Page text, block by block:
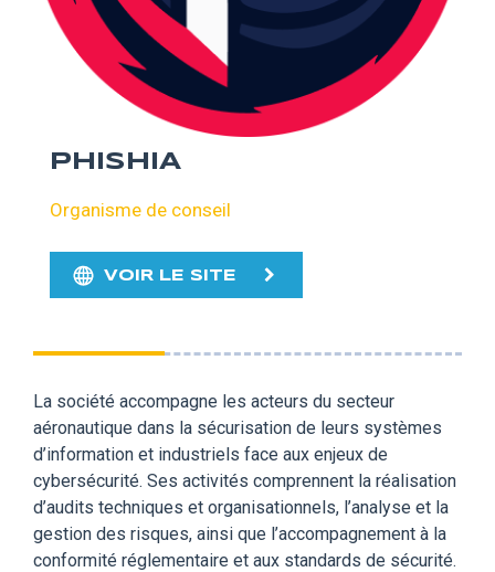
PHISHIA
Organisme de conseil
VOIR LE SITE
La société accompagne les acteurs du secteur
aéronautique dans la sécurisation de leurs systèmes
d’information et industriels face aux enjeux de
cybersécurité. Ses activités comprennent la réalisation
d’audits techniques et organisationnels, l’analyse et la
gestion des risques, ainsi que l’accompagnement à la
conformité réglementaire et aux standards de sécurité.